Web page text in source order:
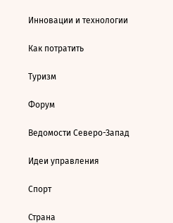
Инновации и технологии
Как потратить
Туризм
Форум
Ведомости Северо-Запад
Идеи управления
Спорт
Страна